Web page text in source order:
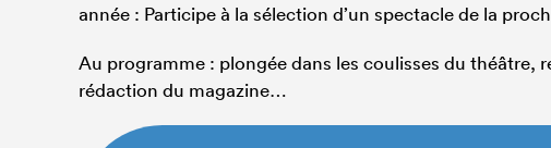
année : Participe à la sélection d’un spectacle de la
Au programme : plongée dans les coulisses du théâtre,
rédaction du magazine…